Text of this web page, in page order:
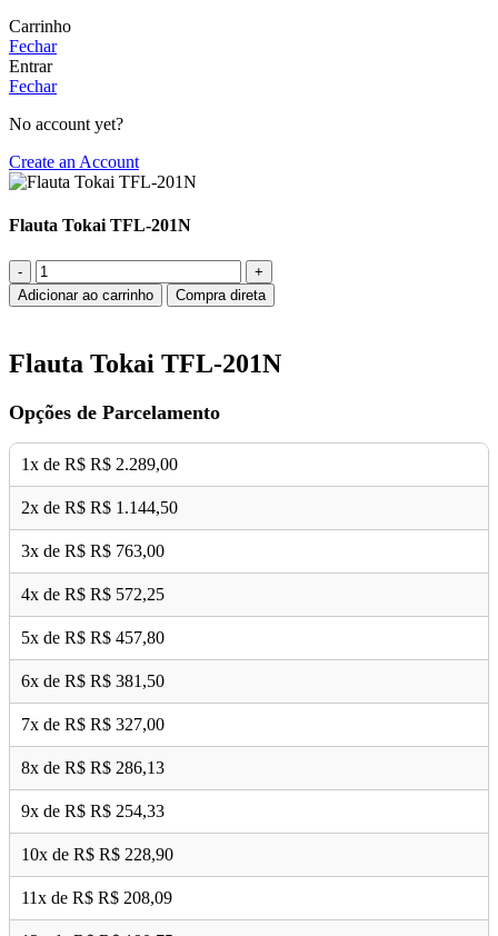
Carrinho
Fechar
Entrar
Fechar
No account yet?
Create an Account
Flauta Tokai TFL-201N
Flauta
Tokai
TFL-
Adicionar ao carrinho Compra direta
Flauta Tokai TFL-201N
Opções de Parcelamento
1x de R$ R$ 2.289,00
2x de R$ R$ 1.144,50
3x de R$ R$ 763,00
4x de R$ R$ 572,25
5x de R$ R$ 457,80
6x de R$ R$ 381,50
7x de R$ R$ 327,00
8x de R$ R$ 286,13
9x de R$ R$ 254,33
10x de R$ R$ 228,90
11x de R$ R$ 208,09